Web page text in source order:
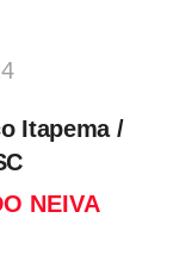
Itapema /
NEIVA